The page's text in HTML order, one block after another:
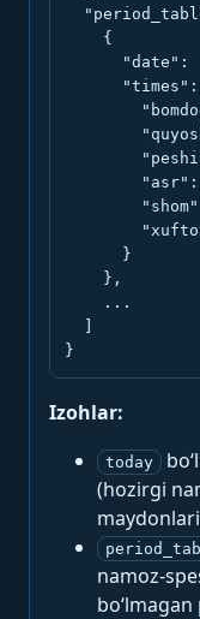
    {
"date":
"times":
      }
    },
    ...
}
Izohlar:
today
(hozirgi
namoz-